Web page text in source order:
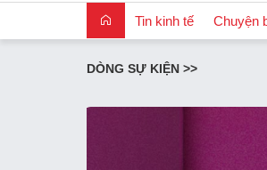
Tin kinh tế Chuyện
DÒNG SỰ KIỆN >>